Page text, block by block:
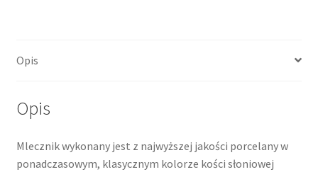
XX
Opis
Opis
Mlecznik wykonany jest z najwyższej jakości porcelany w
ponadczasowym, klasycznym kolorze kości słoniowej